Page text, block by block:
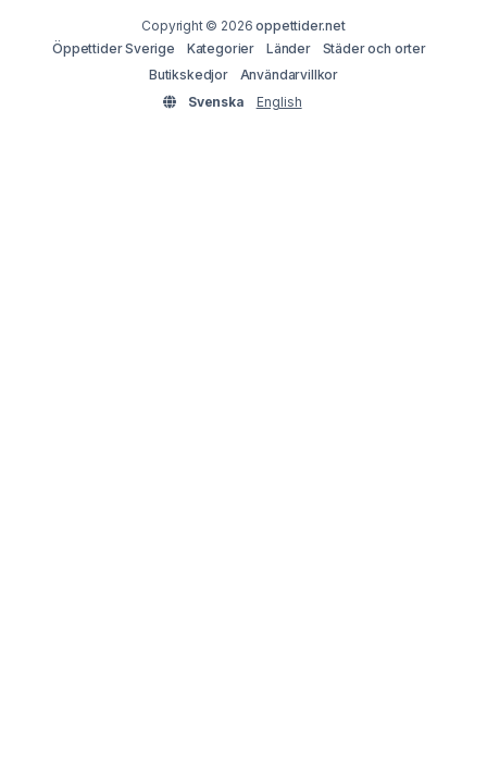
Copyright © 2026oppettider.net
Öppettider Sverige
Kategorier Länder
Städer och orter
Butikskedjor
Användarvillkor
Svenska
English